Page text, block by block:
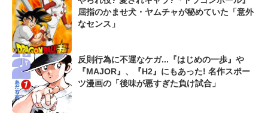
屈指のかませ犬・ヤムチャが秘めていた「意外
なセンス」
反則行為に不運なケガ...『はじめの一歩』や
『MAJOR』、『H2』にもあった! 名作スポー
ツ漫画の「後味が悪すぎた負け試合」